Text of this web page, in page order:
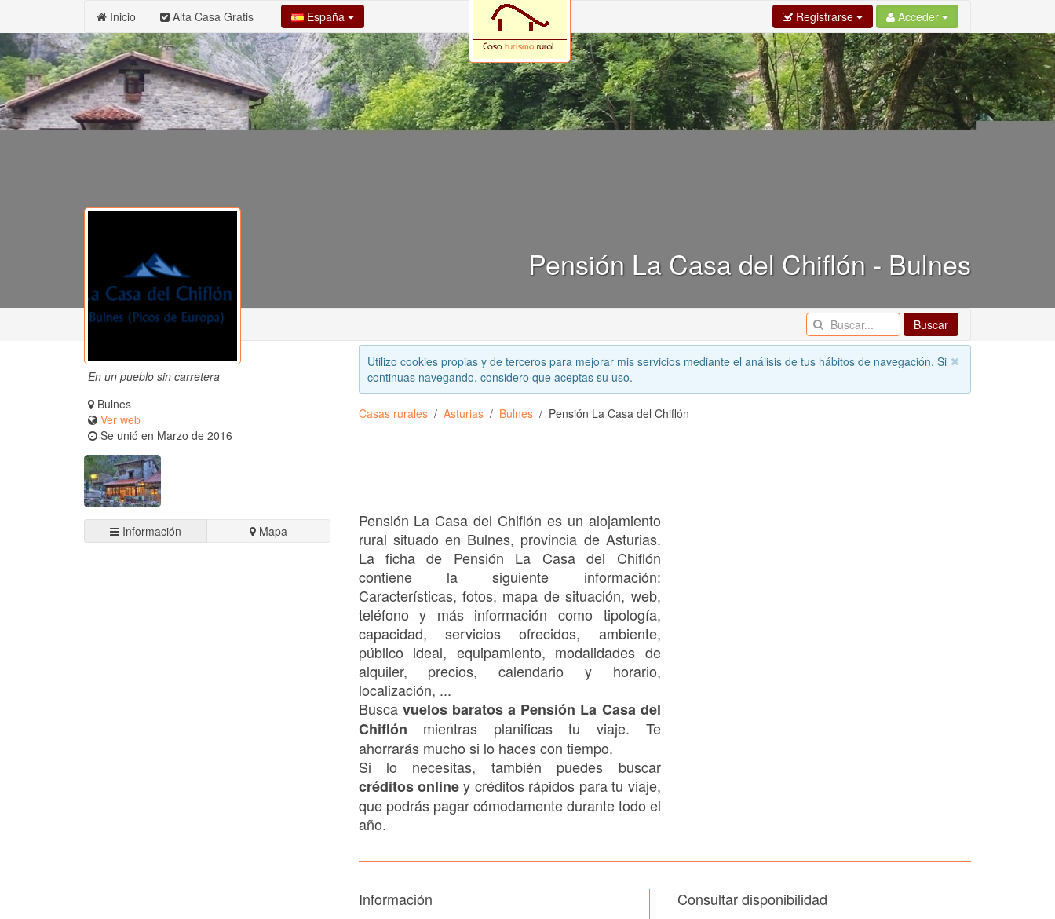
Inicio Alta Casa Gratis España Registrarse Acceder
Pensión La Casa del Chiflón - Bulnes
Buscar
En un pueblo sin carretera
Bulnes
Ver web
Se unió en Marzo de 2016
Información Mapa
Utilizo cookies propias y de terceros para mejorar mis servicios mediante el análisis de tus hábitos de navegación. Si
continuas navegando, considero que aceptas su uso.
Casas rurales Asturias Bulnes Pensión La Casa del Chiflón
Pensión La Casa del Chiflón es un alojamiento
rural situado en Bulnes, provincia de Asturias.
La ficha de Pensión La Casa del Chiflón
contiene la siguiente información:
Características, fotos, mapa de situación, web,
teléfono y más información como tipología,
capacidad, servicios ofrecidos, ambiente,
público ideal, equipamiento, modalidades de
alquiler, precios, calendario y horario,
localización, ...
Busca vuelos baratos a Pensión La Casa del
Chiflón mientras planificas tu viaje. Te
ahorrarás mucho si lo haces con tiempo.
Si lo necesitas, también puedes buscar
créditos onliney créditos rápidos para tu viaje,
que podrás pagar cómodamente durante todo el
año.
Información Consultar disponibilidad